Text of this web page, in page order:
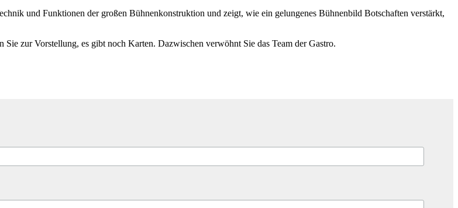
und Funktionen der großen Bühnenkonstruktion und zeigt, wie ein gelungenes Bühnenbild Botschaften verstärkt,
zur Vorstellung, es gibt noch Karten. Dazwischen verwöhnt Sie das Team der Gastro.